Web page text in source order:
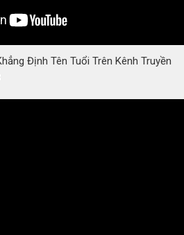
Định Tên Tuổi Trên Kênh Truyền